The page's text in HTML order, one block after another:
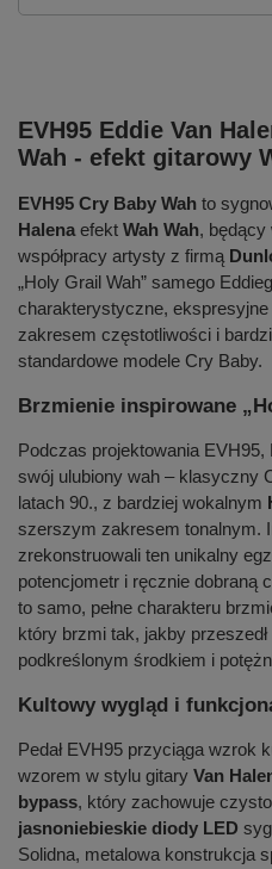
EVH95 Eddie Van
Wah - efekt gitarowy
EVH95 Cry Baby Wah to
Halena efekt Wah Wah, będący
współpracy artysty z firmą
„Holy Grail Wah” samego
charakterystyczne,
zakresem częstotliwości i
standardowe modele Cry Baby.
Brzmienie inspirowane
Podczas projektowania EVH95,
swój ulubiony wah – klasyczny
latach 90., z bardziej wokalnym
szerszym zakresem tonalnym.
zrekonstruowali ten unikalny
potencjometr i ręcznie dobraną
to samo, pełne charakteru
który brzmi tak, jakby
podkreślonym środkiem i
Kultowy wygląd i
Pedał EVH95 przyciąga wzrok
wzorem w stylu gitary Van
bypass, który zachowuje
jasnoniebieskie diody LED
Solidna, metalowa konstrukcja